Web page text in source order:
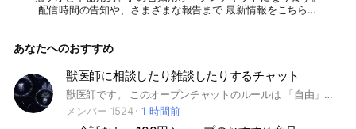
配信時間の告知や、さまざまな報告まで 最新情報をこちらか
のみに使用させて頂きます。 リアクションはOKです🙆‍♀️ 皆さん
卒､ご理解とご協力お願いいたします🙇‍♂️ #TikTokライブ #YouT
ube #Instagram #X #Twitter #ミルクボランティア
あなたへのおすすめ
獣医師に相談したり雑談したりするチャット
獣医師です。 このオープンチャットのルールは 「自由」です😊 質問、相談受け付けてます🎵
メンバー 1524
1 時間前